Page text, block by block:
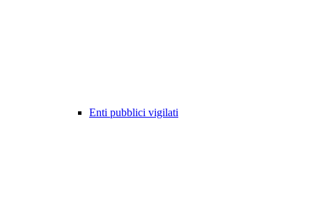
Enti pubblici vigilati